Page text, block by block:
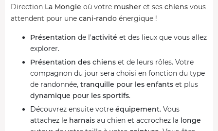
Direction La Mongie où votre musher et ses chiens vous
attendent pour une cani-rando énergique !
Présentation de l'activité et des lieux que vous allez
explorer.
Présentation des chiens et de leurs rôles. Votre
compagnon du jour sera choisi en fonction du type
de randonnée, tranquille pour les enfants et plus
dynamique pour les sportifs.
Découvrez ensuite votre équipement. Vous
attachez le harnais au chien et accrochez la longe